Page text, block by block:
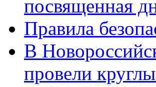
посвященная
Правила
В
провели